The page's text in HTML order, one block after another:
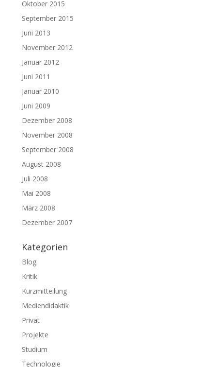
Oktober 2015
September 2015
Juni 2013
November 2012
Januar 2012
Juni 2011
Januar 2010
Juni 2009
Dezember 2008
November 2008
September 2008
August 2008
Juli 2008
Mai 2008
März 2008
Dezember 2007
Kategorien
Blog
Kritik
Kurzmitteilung
Mediendidaktik
Privat
Projekte
Studium
Technologie